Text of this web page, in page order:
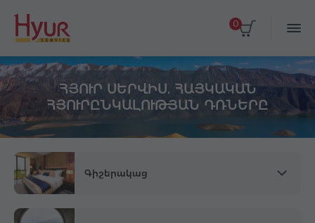
0
ՀՅՈՒՐ ՍԵՐՎԻՍ. ՀԱՅԿԱԿԱՆ
ՀՅՈՒՐԸՆԿԱԼՈՒԹՅԱՆ ԴՌՆԵՐԸ
Գիշերակաց